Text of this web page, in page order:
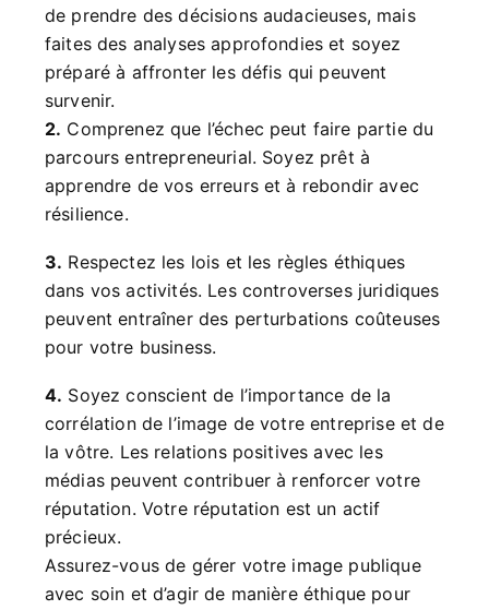
de prendre des décisions audacieuses, mais
faites des analyses approfondies et soyez
préparé à affronter les défis qui peuvent
survenir.
2. Comprenez que l’échec peut faire partie du
parcours entrepreneurial. Soyez prêt à
apprendre de vos erreurs et à rebondir avec
résilience.
3. Respectez les lois et les règles éthiques
dans vos activités. Les controverses juridiques
peuvent entraîner des perturbations coûteuses
pour votre business.
4. Soyez conscient de l’importance de la
corrélation de l’image de votre entreprise et de
la vôtre. Les relations positives avec les
médias peuvent contribuer à renforcer votre
réputation. Votre réputation est un actif
précieux.
Assurez-vous de gérer votre image publique
avec soin et d’agir de manière éthique pour